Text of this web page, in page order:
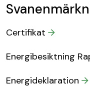
Certifikat
Energibesiktning
Energideklaration